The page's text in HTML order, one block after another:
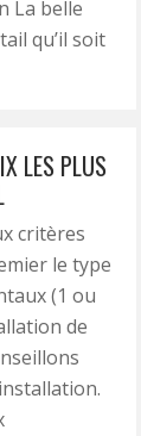
La belle
qu’il soit
LES PLUS
critères
le type
(1 ou
de